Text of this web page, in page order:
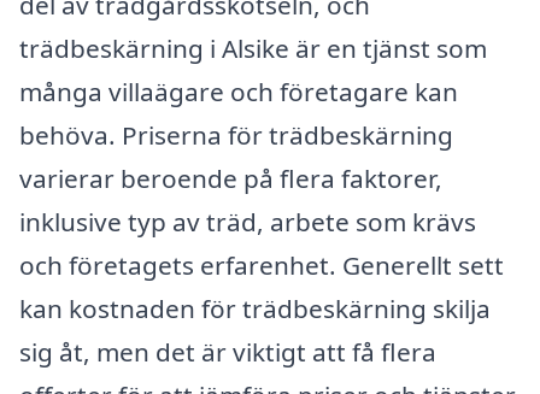
trädbeskärning i Alsike är en tjänst som
många villaägare och företagare kan
behöva. Priserna för trädbeskärning
varierar beroende på flera faktorer,
inklusive typ av träd, arbete som krävs
och företagets erfarenhet. Generellt sett
kan kostnaden för trädbeskärning skilja
sig åt, men det är viktigt att få flera